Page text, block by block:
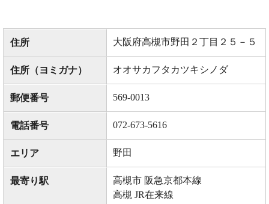
住所 大阪府高槻市野田２丁目２５－５
住所（ヨミガナ） オオサカフタカツキシノダ
郵便番号 569-0013
電話番号 072-673-5616
エリア 野田
最寄り駅
高槻市 阪急京都本線
高槻 JR在来線